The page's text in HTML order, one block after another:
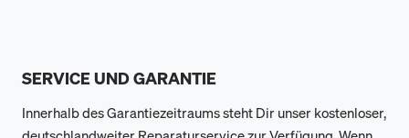
SERVICE UND GARANTIE
Innerhalb des Garantiezeitraums steht Dir unser kostenloser,